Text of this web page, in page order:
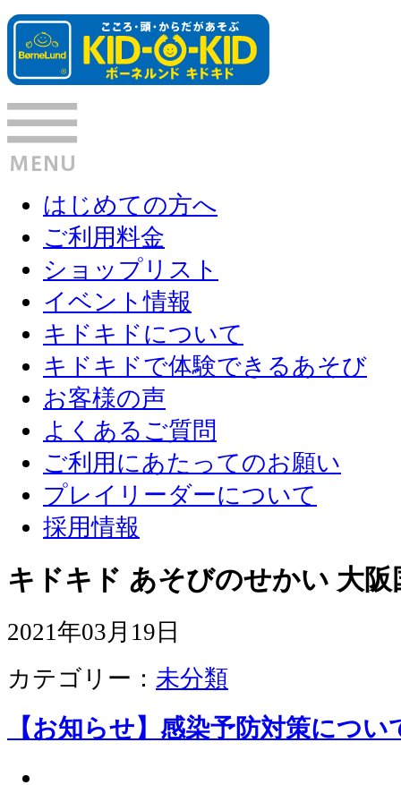
はじめての方へ
ご利用料金
ショップリスト
イベント情報
キドキドについて
キドキドで体験できるあそび
お客様の声
よくあるご質問
ご利用にあたってのお願い
プレイリーダーについて
採用情報
キドキド あそびのせかい 大
2021年03月19日
カテゴリー： 未分類
【お知らせ】感染予防対策につい